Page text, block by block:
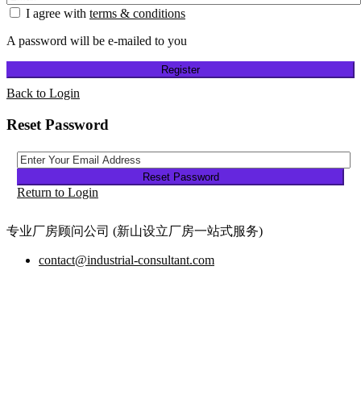
I agree with terms & conditions
A password will be e-mailed to you
Register
Back to Login
Reset Password
Reset Password
Return to Login
专业厂房顾问公司 (新山设立厂房一站式服务)
contact@industrial-consultant.com